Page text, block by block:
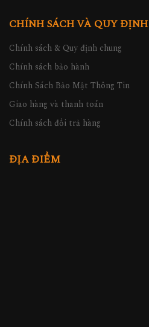
CHÍNH SÁCH VÀ QUY ĐỊNH
Chính sách & Quy định chung
Chính sách bảo hành
Chính Sách Bảo Mật Thông Tin
Giao hàng và thanh toán
Chính sách đổi trả hàng
ĐỊA ĐIỂM